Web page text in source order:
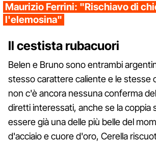
Maurizio Ferrini: "Rischiavo di
l'elemosina"
Il cestista rubacuori
Belen e Bruno sono entrambi
stesso carattere caliente e le stesse
non c'è ancora nessuna conferma
diretti interessati, anche se la coppia
essere già una delle più belle del
d'acciaio e cuore d'oro, Cerella